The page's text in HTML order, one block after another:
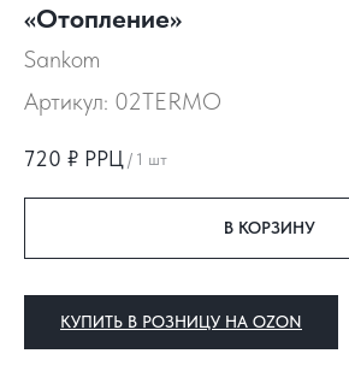
«Отопление»
Sankom
Артикул: 02TERMO
720 ₽ РРЦ / 1 шт
В КОРЗИНУ
КУПИТЬ В РОЗНИЦУ НА OZON